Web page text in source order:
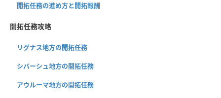
開拓任務の進め方と開拓報酬
開拓任務攻略
リグナス地方の開拓任務
シバーシュ地方の開拓任務
アウルーマ地方の開拓任務